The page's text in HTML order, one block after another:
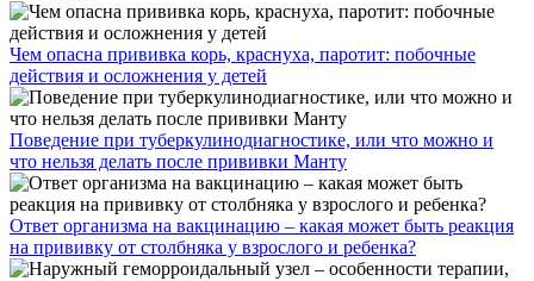
Чем опасна прививка корь, краснуха, паротит: побочные
действия и осложнения у детей
Поведение при туберкулинодиагностике, или что можно и
что нельзя делать после прививки Манту
Ответ организма на вакцинацию – какая может быть реакция
на прививку от столбняка у взрослого и ребенка?